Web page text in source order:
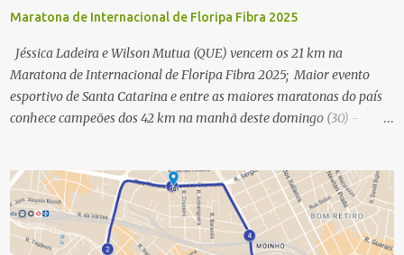
Maratona de Internacional de Floripa Fibra 2025
Jéssica Ladeira e Wilson Mutua (QUE) vencem os 21 km na
Maratona de Internacional de Floripa Fibra 2025; Maior evento
esportivo de Santa Catarina e entre as maiores maratonas do país
conhece campeões dos 42 km na manhã deste domingo (30) -
Floripa Fibra 2025. Na manhã deste sábado (30) foram conhecidos
os campeões dos 21 km do maior evento esportivo de Santa
Catarina. A mineira Jessica Ladeira e o queniano Wilson Mutua
foram os vencedores da meia maratona, ambos com a quebra de